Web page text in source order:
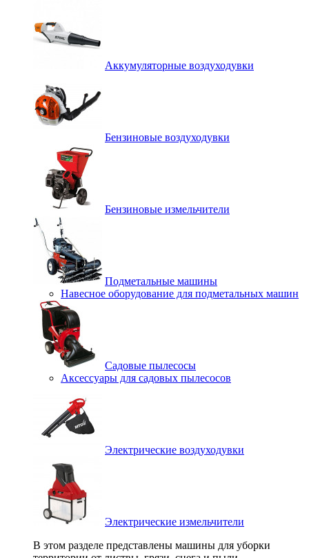
Аккумуляторные воздуходувки
Бензиновые воздуходувки
Бензиновые измельчители
Подметальные машины
Навесное оборудование для подметальных машин
Садовые пылесосы
Аксессуары для садовых пылесосов
Электрические воздуходувки
Электрические измельчители
В этом разделе представлены машины для уборки